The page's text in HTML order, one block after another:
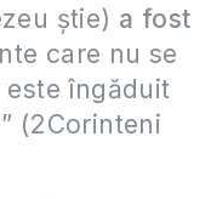
ştie) a fost
care nu se
îngăduit
(2Corinteni